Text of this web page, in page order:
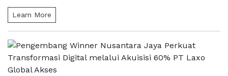
Learn More